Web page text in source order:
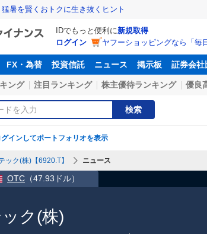
暑を賢くおトクに生き抜くヒント
IDでもっと便利に新規取得
ログイン
ヤフーショッピングなら「毎
FX・為替 投資信託 ニュース 掲示板 証券会社
ング 注目ランキング 株主優待ランキング 優良
検索
グインしてポートフォリオを表示
ック(株)【6920.T】 ニュース
OTC （47.93ドル）
ク(株)